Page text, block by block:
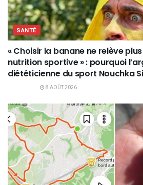
SANTÉ
« Choisir la banane ne relève
nutrition sportive » : pourquoi
diététicienne du sport Nouchka
8 AOÛT 2026